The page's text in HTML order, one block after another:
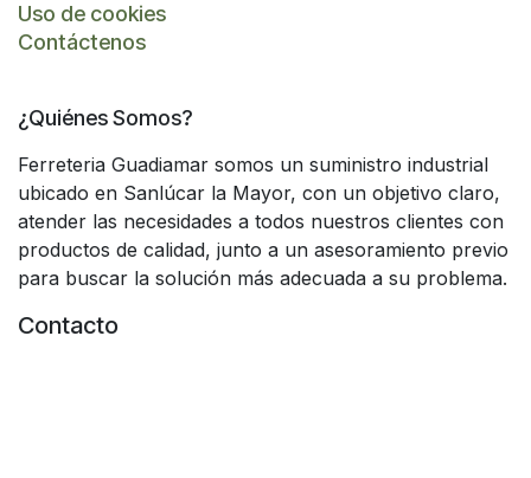
Uso de cookies
Contáctenos
¿Quiénes Somos?
Ferreteria Guadiamar somos un suministro industrial
ubicado en Sanlúcar la Mayor, con un objetivo claro,
atender las necesidades a todos nuestros clientes con
productos de calidad, junto a un asesoramiento previo
para buscar la solución más adecuada a su problema.
Contacto